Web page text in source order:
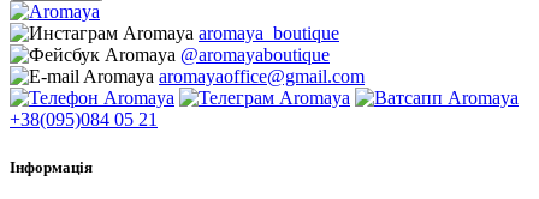
aromaya_boutique
@aromayaboutique
aromayaoffice@gmail.com
+38(095)084 05 21
Інформація